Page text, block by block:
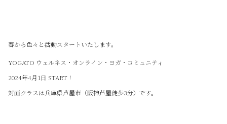
春から色々と活動スタートいたします。
YOGATO ウェルネス・オンライン・ヨガ・コミュニティ
2024年4月1日 START！
対面クラスは兵庫県芦屋市（阪神芦屋徒歩3分）です。